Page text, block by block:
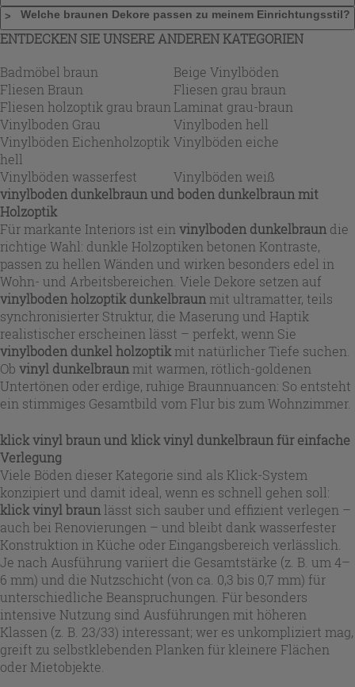
Welche braunen Dekore passen zu meinem Einrichtungsstil?
ENTDECKEN SIE UNSERE ANDEREN KATEGORIEN
Badmöbel braun
Beige Vinylböden
Fliesen Braun
Fliesen grau braun
Fliesen holzoptik grau braun Laminat grau-braun
Vinylboden Grau
Vinylboden hell
Vinylböden Eichenholzoptik
hell
Vinylböden eiche
Vinylböden wasserfest
Vinylböden weiß
vinylboden dunkelbraunund boden dunkelbraunmit
Holzoptik
Für markante Interiors ist ein vinylboden dunkelbraun die
richtige Wahl: dunkle Holzoptiken betonen Kontraste,
passen zu hellen Wänden und wirken besonders edel in
Wohn- und Arbeitsbereichen. Viele Dekore setzen auf
vinylboden holzoptik dunkelbraunmit ultramatter, teils
synchronisierter Struktur, die Maserung und Haptik
realistischer erscheinen lässt – perfekt, wenn Sie
vinylboden dunkel holzoptikmit natürlicher Tiefe suchen.
Ob vinyl dunkelbraunmit warmen, rötlich-goldenen
Untertönen oder erdige, ruhige Braunnuancen: So entsteht
ein stimmiges Gesamtbild vom Flur bis zum Wohnzimmer.
klick vinyl braunund klick vinyl dunkelbraun für einfache
Verlegung
Viele Böden dieser Kategorie sind als Klick-System
konzipiert und damit ideal, wenn es schnell gehen soll:
klick vinyl braun lässt sich sauber und effizient verlegen –
auch bei Renovierungen – und bleibt dank wasserfester
Konstruktion in Küche oder Eingangsbereich verlässlich.
Je nach Ausführung variiert die Gesamtstärke (z. B. um 4–
6 mm) und die Nutzschicht (von ca. 0,3 bis 0,7 mm) für
unterschiedliche Beanspruchungen. Für besonders
intensive Nutzung sind Ausführungen mit höheren
Klassen (z. B. 23/33) interessant; wer es unkompliziert mag,
greift zu selbstklebenden Planken für kleinere Flächen
oder Mietobjekte.